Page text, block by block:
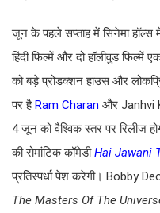
जून के पहले सप्ताह में सिनेमा
हिंदी फिल्में और दो हॉलीवुड फिल्में
को बड़े प्रोडक्शन हाउस और
पर है Ram Charan और Janhvi
4 जून को वैश्विक स्तर पर रिलीज
की रोमांटिक कॉमेडीHai Jawani
प्रतिस्पर्धा पेश करेगी। Bobby
The Masters Of The